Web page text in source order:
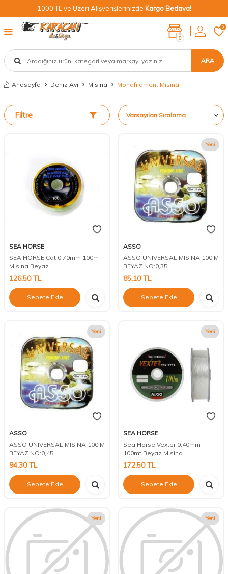
1000 TL ve Üzeri Alışverişlerinizde Kargo Bedava!
ARA
0
0
Anasayfa Deniz Avı Misina Monofilament Misina
Filtre
SEA HORSE
SEA HORSE Cat 0,70mm 100m
Misina Beyaz
126,50TL
Sepete Ekle
Yeni
ASSO
ASSO UNIVERSAL MISINA 100 M
BEYAZ NO:0,35
85,10TL
Sepete Ekle
Yeni
ASSO
ASSO UNIVERSAL MISINA 100 M
BEYAZ NO:0,45
94,30TL
Sepete Ekle
Yeni
SEA HORSE
Sea Horse Vexter 0,40mm
100mt Beyaz Misina
172,50TL
Sepete Ekle
Yeni Yeni